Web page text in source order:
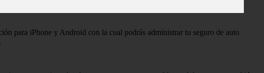
para iPhone y Android con la cual podrás administrar tu seguro de auto